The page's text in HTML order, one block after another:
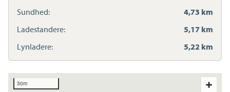
Sundhed:
4,73 km
Ladestandere:
5,17 km
Lynladere:
5,22 km
30m